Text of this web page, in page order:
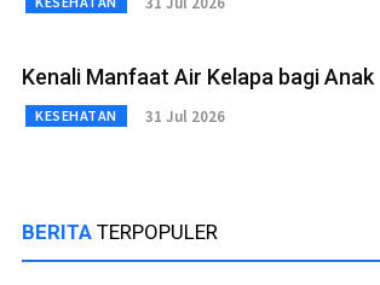
Kenali Manfaat Air Kelapa bagi Anak
KESEHATAN 31 Jul 2026
BERITA TERPOPULER